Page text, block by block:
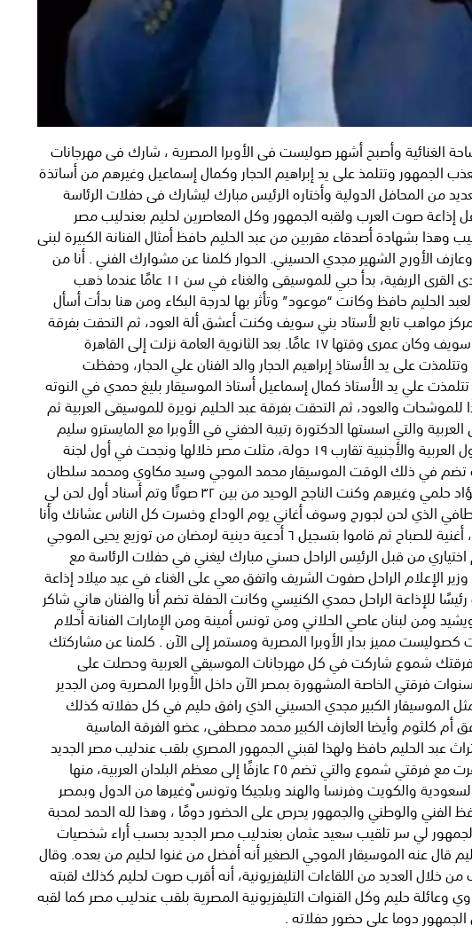
الغنائية وأصبح أشهر صوليست فى الأوبرا المصرية ، شارك فى مهرجانات
الجمهور وتتلمذ على يد إبراهيم الحجار وكمال إسماعيل وغيرهم من أساتذة
من المحافل الدولية وأختاره الرئيس مبارك ليشارك فى حفلات الرئاسة
إذاعة صوت العرب ولقبه الجمهور وكل المعاصرين لحليم بعندليب مصر
وهذا بشهادة أصدقاء مقربين من عبد الحليم حافظ أمثال الفنانة الكبيرة لبنى
الأورج الشهير مجدي الحسيني. الحوار كلمنا عن مشوارك الفني . أنا من
مواليد محافظة بني سويف في إحدى القرى الريفية، بدأ حبي للموسيقى والغناء في سن ١١ عامًا عندما ذهب
الحليم حافظ وكانت “موعود” وتأثر بها لدرجة البكاء ومن هنا بدأت أسأل
مواهب تابع لأستاد بني سويف وكنت أعشق ألة العود، ثم التحقت بفرقة
الموسيقى التابعة لقصر ثقافة بني سويف وكان عمرى وقتها ١٧ عامًا. بعد الثانوية العامة نزلت إلى القاهرة
على يد الأستاذ إبراهيم الحجار والد الفنان علي الحجار، وحفظت
علي يد الأستاذ كمال إسماعيل أستاذ الموسيقار بليغ حمدي في النوته
والعود، ثم التحقت بفرقة عبد الحليم نويرة للموسيقى العربية ثم
والتي اسستها الدكتورة رتيبة الحفني في الأوبرا مع المايسترو سليم
سحاب وسافرت إلى العديد من الدول العربية والأجنبية تقارب ١٩ دولة، مثلت مصر خلالها ونجحت في أول لجنة
تضم في ذلك الوقت الموسيقار محمد الموجي وسيد مكاوي ومحمد سلطان
وحلمي بكر وعبد العظيم محمد وفؤاد حلمي وغيرهم وكنت الناجح الوحيد من بين ٣٢ صوتًا وتم أسناد أول لحن لي
الذي لحن لجورج وسوف أغاني يوم الوداع وخسرت كل الناس عشانك وأنا
آسف لأني. وقدمنا معًا عمل إذاعي، أغنية للصباح ثم قاموا بتسجيل ٦ أدعية دينية لرمضان من توزيع يحيى الموجي
اختياري من قبل الرئيس الراحل حسني مبارك ليغني في حفلات الرئاسة مع
وزير الإعلام الراحل صفوت الشريف واتفق معي على الغناء في عيد ميلاد إذاعة
للإذاعة الراحل حمدي الكنيسي وكانت الحفلة تضم أنا والفنان هاني شاكر
ومن لبنان عاصي الحلاني ومن تونس أمينة ومن الإمارات الفنانة أحلام
كصوليست مميز بدار الأوبرا المصرية ومستمر إلى الآن . كلمنا عن مشاركتك
شموع شاركت في كل مهرجانات الموسيقي العربية وحصلت على
فرقتي الخاصة المشهورة بمصر الآن داخل الأوبرا المصرية ومن الجدير
الموسيقار الكبير مجدي الحسيني الذي رافق حليم في كل حفلاته كذلك
أم كلثوم وأيضا العازف الكبير محمد مصطفى، عضو الفرقة الماسية
عبد الحليم حافظ ولهذا لقبني الجمهور المصري بلقب عندليب مصر الجديد
هل قدمت حفلات خارج مصر ؟ سافرت مع فرقتي شموع والتي تضم ٢٥ عازفًا إلى معظم البلدان العربية، منها
والكويت وفرنسا والهند وبلجيكا وتونس ّوغيرها من الدول وبمصر
الفني والوطني والجمهور يحرص على الحضور دومًا ، وهذا لله الحمد لمحبة
لي سر تلقيب سعيد عثمان بعندليب مصر الجديد بحسب أراء شخصيات
قال عنه الموسيقار الموجي الصغير أنه أفضل من غنوا لحليم من بعده. وقال
خلال العديد من اللقاءات التليفزيونية، أنه أقرب صوت لحليم كذلك لقبته
وعائلة حليم وكل القنوات التليفزيونية المصرية بلقب عندليب مصر كما لقبه
دوما على حضور حفلاته .